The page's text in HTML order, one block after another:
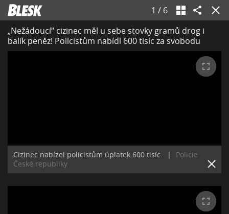
1 / 6
„Nežádoucí“ cizinec měl u sebe stovky gramů drog i
balík peněz! Policistům nabídl 600 tisíc za svobodu
Cizinec nabízel policistům úplatek 600 tisíc. |
Policie
České republiky